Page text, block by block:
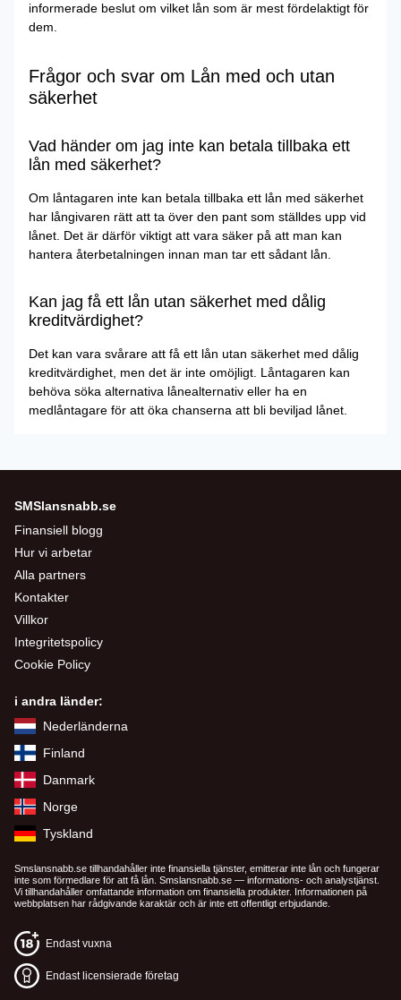
informerade beslut om vilket lån som är mest fördelaktigt för
dem.
Frågor och svar om Lån med och utan
säkerhet
Vad händer om jag inte kan betala tillbaka ett
lån med säkerhet?
Om låntagaren inte kan betala tillbaka ett lån med säkerhet
har långivaren rätt att ta över den pant som ställdes upp vid
lånet. Det är därför viktigt att vara säker på att man kan
hantera återbetalningen innan man tar ett sådant lån.
Kan jag få ett lån utan säkerhet med dålig
kreditvärdighet?
Det kan vara svårare att få ett lån utan säkerhet med dålig
kreditvärdighet, men det är inte omöjligt. Låntagaren kan
behöva söka alternativa lånealternativ eller ha en
medlåntagare för att öka chanserna att bli beviljad lånet.
SMSlansnabb.se
Finansiell blogg
Hur vi arbetar
Alla partners
Kontakter
Villkor
Integritetspolicy
Cookie Policy
i andra länder:
Nederländerna
Finland
Danmark
Norge
Tyskland
Smslansnabb.se tillhandahåller inte finansiella tjänster, emitterar inte lån och fungerar
inte som förmedlare för att få lån. Smslansnabb.se — informations- och analystjänst.
Vi tillhandahåller omfattande information om finansiella produkter. Informationen på
webbplatsen har rådgivande karaktär och är inte ett offentligt erbjudande.
Endast vuxna
Endast licensierade företag